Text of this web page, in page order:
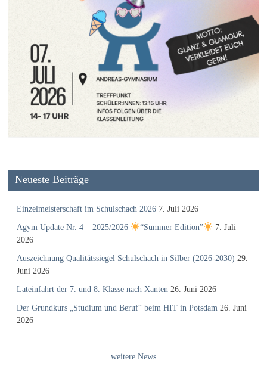
Neueste Beiträge
Einzelmeisterschaft im Schulschach 2026 7. Juli 2026
Agym Update Nr. 4 – 2025/2026 “Summer Edition”
7. Juli
2026
Auszeichnung Qualitätssiegel Schulschach in Silber (2026-2030) 29.
Juni 2026
Lateinfahrt der 7. und 8. Klasse nach Xanten 26. Juni 2026
Der Grundkurs „Studium und Beruf“ beim HIT in Potsdam 26. Juni
2026
weitere News